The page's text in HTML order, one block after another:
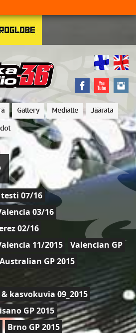
Gallery Medialle Jäärata
07/16
03/16
02/16
11/2015
Valencian GP
Australian GP 2015
kasvokuvia 09_2015
GP 2015
Brno GP 2015